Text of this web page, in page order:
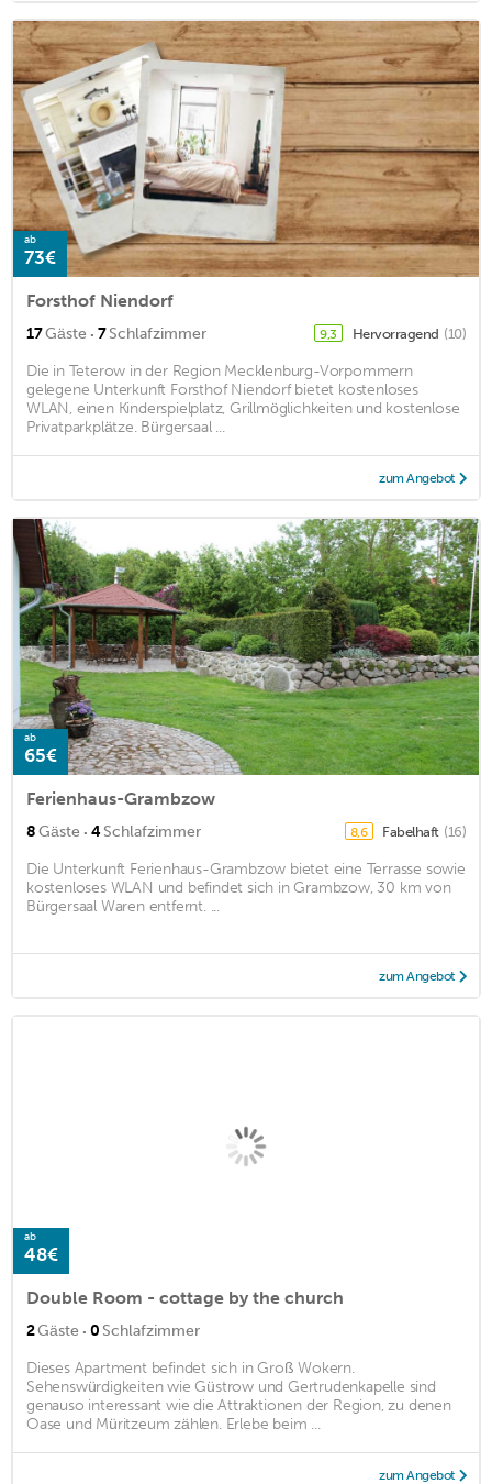
ab
73€
Forsthof Niendorf
17Gäste · 7Schlafzimmer 9,3 Hervorragend (10)
Die in Teterow in der Region Mecklenburg-Vorpommern
gelegene Unterkunft Forsthof Niendorf bietet kostenloses
WLAN, einen Kinderspielplatz, Grillmöglichkeiten und kostenlose
Privatparkplätze. Bürgersaal ...
zum Angebot
ab
65€
Ferienhaus-Grambzow
8Gäste · 4Schlafzimmer 8,6 Fabelhaft (16)
Die Unterkunft Ferienhaus-Grambzow bietet eine Terrasse sowie
kostenloses WLAN und befindet sich in Grambzow, 30 km von
Bürgersaal Waren entfernt. ...
zum Angebot
ab
48€
Double Room - cottage by the church
2Gäste · 0 Schlafzimmer
Dieses Apartment befindet sich in Groß Wokern.
Sehenswürdigkeiten wie Güstrow und Gertrudenkapelle sind
genauso interessant wie die Attraktionen der Region, zu denen
Oase und Müritzeum zählen. Erlebe beim ...
zum Angebot